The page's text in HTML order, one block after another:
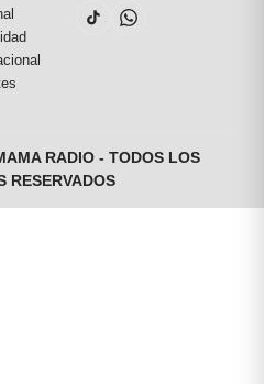
RADIO - TODOS LOS
RESERVADOS